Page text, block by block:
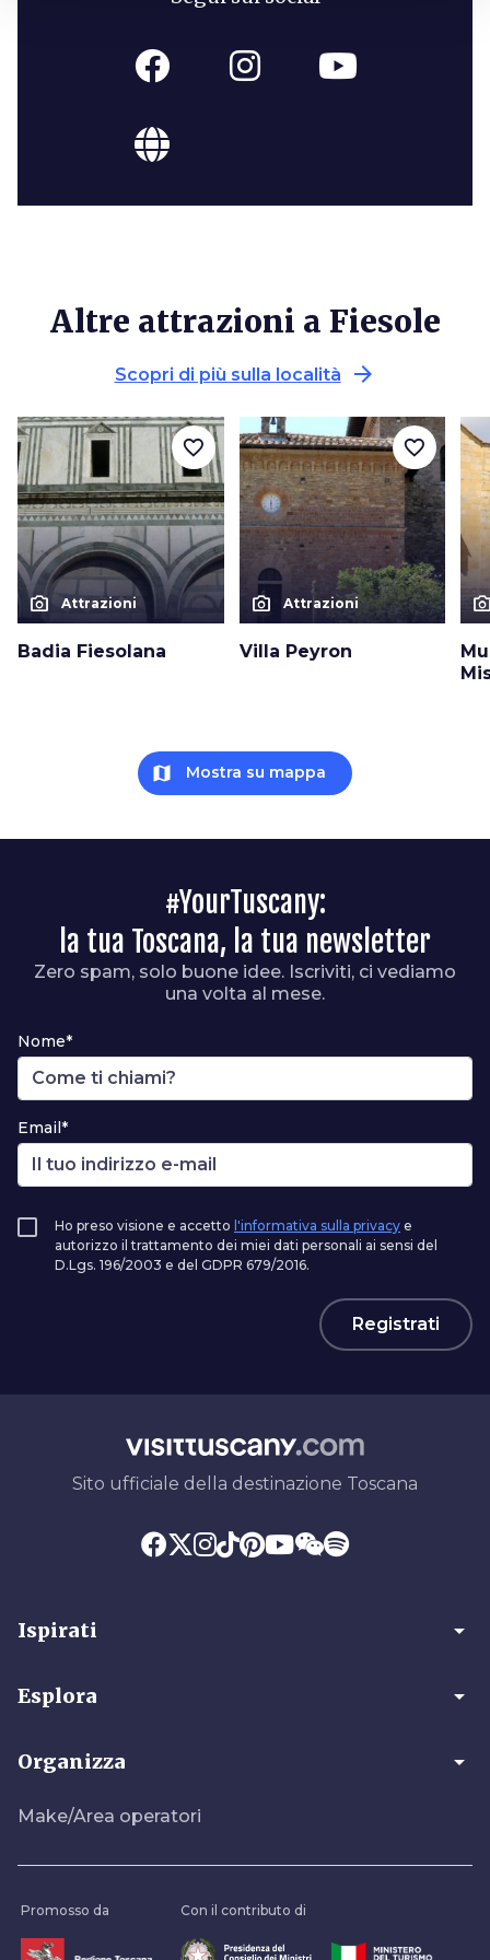
Altre attrazioni a Fiesole
Scopri di più sulla località arrow_forward
photo_camera Attrazioni
Badia Fiesolana
favorite_border
photo_camera Attrazioni
Villa Peyron
favorite_border
map Mostra su mappa
#YourTuscany:
la tua Toscana, la tua newsletter
Zero spam, solo buone idee. Iscriviti, ci vediamo
una volta al mese.
Nome*
Email*
Ho preso visione e accetto l'informativa sulla privacy e
autorizzo il trattamento dei miei dati personali ai sensi del
D.Lgs. 196/2003 e del GDPR 679/2016.
Registrati
Sito ufficiale della destinazione Toscana
Ispirati arrow_drop_down
Esplora arrow_drop_down
Organizza arrow_drop_down
Make/Area operatori
Promosso da Con il contributo di